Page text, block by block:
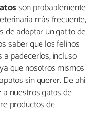
son probablemente
más frecuente,
de adoptar un gatito de
saber que los felinos
padecerlos, incluso
que nosotros mismos
sin querer. De ahí
a nuestros gatos de
productos de